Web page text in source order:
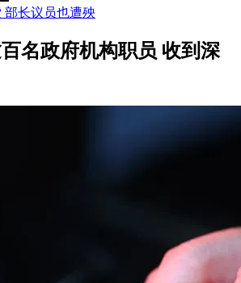
部长议员也遭殃
名政府机构职员 收到深